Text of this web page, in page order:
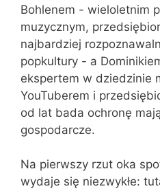
Bohlenem - wieloletnim
muzycznym,
najbardziej
popkultury - a
ekspertem w dziedzinie
YouTuberem i
od lat bada ochronę
gospodarcze.
Na pierwszy rzut oka
wydaje się niezwykłe: